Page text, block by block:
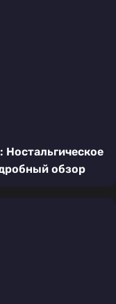
Ностальгическое
обзор